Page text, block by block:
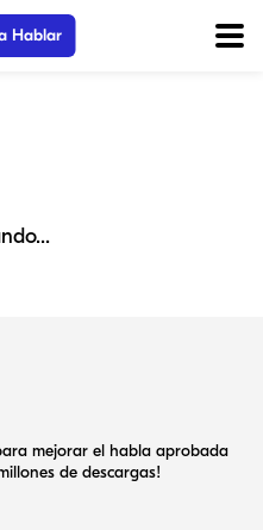
Hablar
mejorar el habla aprobada
de descargas!